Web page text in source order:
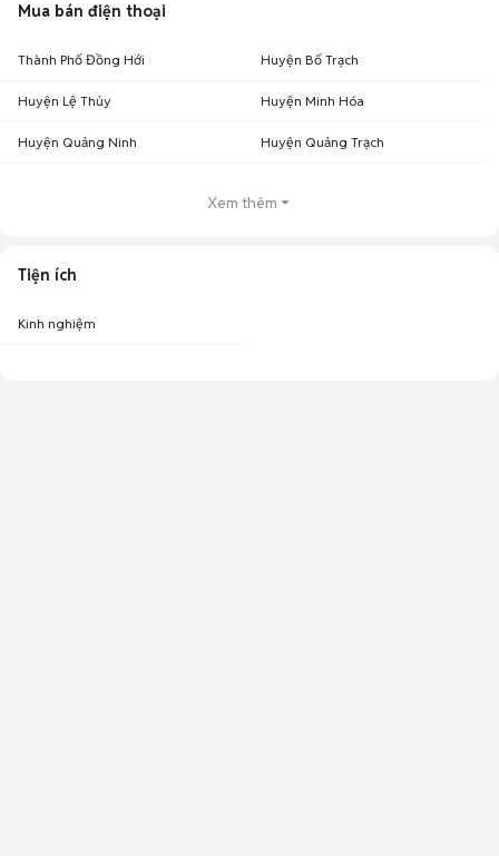
Mua bán điện thoại
Thành Phố Đồng Hới Huyện Bố Trạch
Huyện Lệ Thủy Huyện Minh Hóa
Huyện Quảng Ninh Huyện Quảng Trạch
Xem thêm
Tiện ích
Kinh nghiệm